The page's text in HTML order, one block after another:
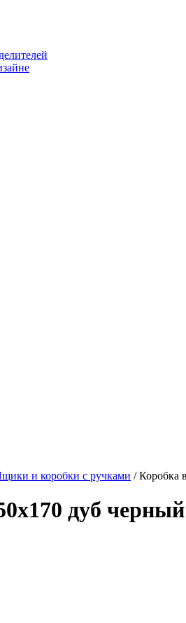
и коробки с ручками / Коробка
дуб черный